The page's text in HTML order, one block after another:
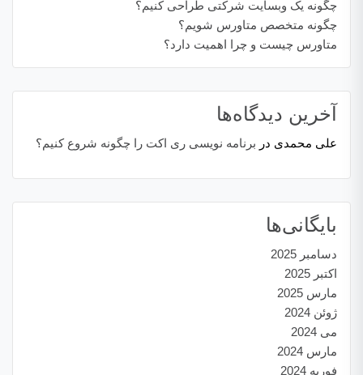
چگونه یک وبسایت شرکتی طراحی کنیم؟
چگونه متخصص متاورس شویم؟
متاورس چیست و چرا اهمیت دارد؟
آخرین دیدگاه‌ها
علی محمدی در برنامه نویسی ری اکت را چگونه شروع کنیم؟
بایگانی‌ها
دسامبر 2025
اکتبر 2025
مارس 2025
ژوئن 2024
می 2024
مارس 2024
فوریه 2024